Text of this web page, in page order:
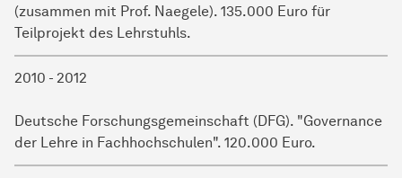
(zusammen mit Prof. Naegele). 135.000 Euro für
Teilprojekt des Lehrstuhls.
2010 - 2012
Deutsche Forschungsgemeinschaft (DFG). "Governance
der Lehre in Fachhochschulen". 120.000 Euro.